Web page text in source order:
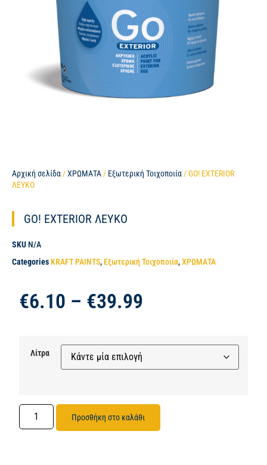
Αρχική σελίδα /ΧΡΩΜΑΤΑ / Εξωτερική Τοιχοποιία / GO! EXTERIOR
ΛΕΥΚΟ
GO! EXTERIOR ΛΕΥΚΟ
SKU N/A
Categories KRAFT PAINTS, Εξωτερική Τοιχοποιία,ΧΡΩΜΑΤΑ
€6.10 – €39.99
Λίτρα
Προσθήκη στο καλάθι